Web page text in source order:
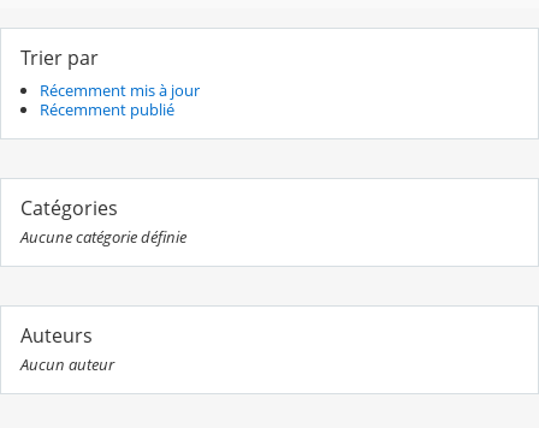
Trier par
Récemment mis à jour
Récemment publié
Catégories
Aucune catégorie définie
Auteurs
Aucun auteur